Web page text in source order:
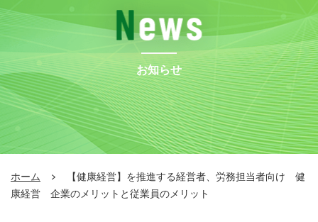
お知らせ
ホーム
【健康経営】を推進する経営者、労務担当者向け 健
康経営 企業のメリットと従業員のメリット